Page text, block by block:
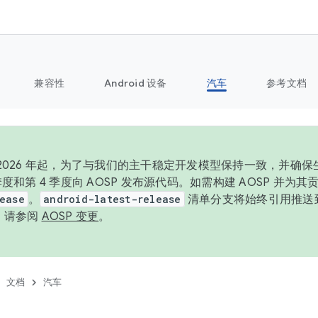
兼容性 Android 设备 汽车 参考文档
年起，为了与我们的主干稳定开发模型保持一致，并确
和第 4 季度向 AOSP 发布源代码。如需构建 AOSP 并为其
。 android-latest-release 清单分支将始终引用推
请参阅 AOSP 变更。
文档 汽车